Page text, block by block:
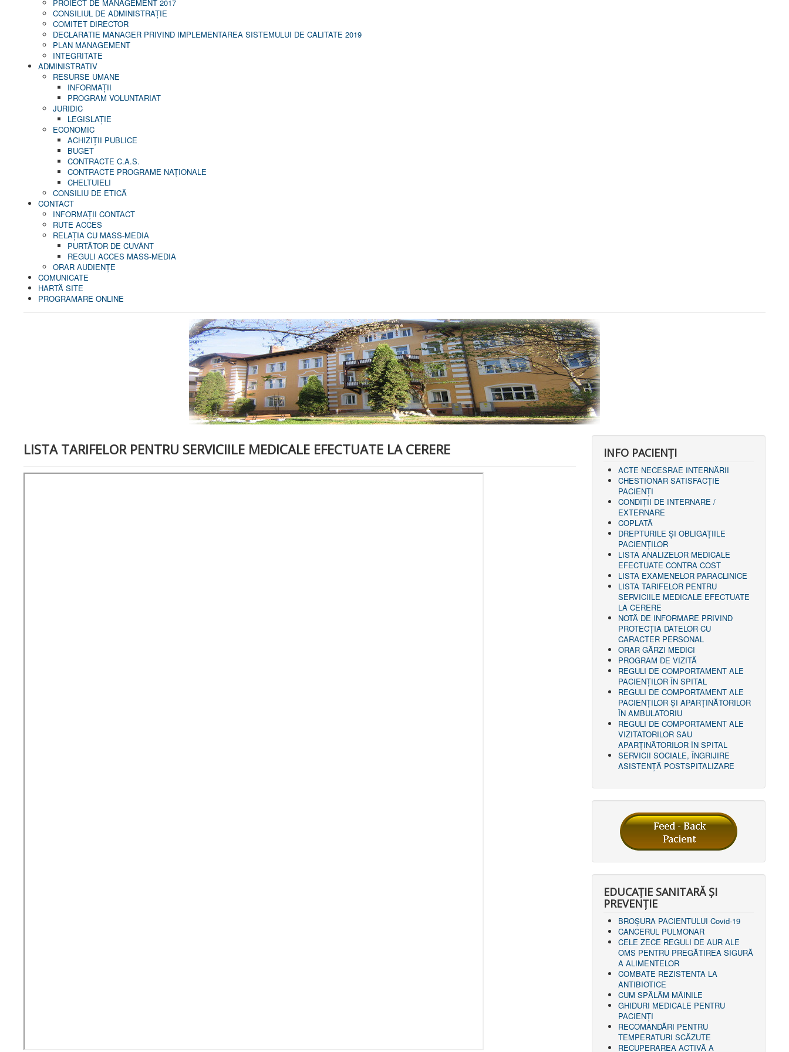
PROIECT DE MANAGEMENT 2017
CONSILIUL DE ADMINISTRAŢIE
COMITET DIRECTOR
DECLARATIE MANAGER PRIVIND IMPLEMENTAREA SISTEMULUI DE CALITATE 2019
PLAN MANAGEMENT
INTEGRITATE
ADMINISTRATIV
RESURSE UMANE
INFORMAŢII
PROGRAM VOLUNTARIAT
JURIDIC
LEGISLAȚIE
ECONOMIC
ACHIZIŢII PUBLICE
BUGET
CONTRACTE C.A.S.
CONTRACTE PROGRAME NAȚIONALE
CHELTUIELI
CONSILIU DE ETICĂ
CONTACT
INFORMAŢII CONTACT
RUTE ACCES
RELAȚIA CU MASS-MEDIA
PURTĂTOR DE CUVÂNT
REGULI ACCES MASS-MEDIA
ORAR AUDIENŢE
COMUNICATE
HARTĂ SITE
PROGRAMARE ONLINE
LISTA TARIFELOR PENTRU SERVICIILE MEDICALE EFECTUATE LA CERERE INFO PACIENŢI
ACTE NECESRAE INTERNĂRII
CHESTIONAR SATISFACŢIE
PACIENŢI
CONDIȚII DE INTERNARE /
EXTERNARE
COPLATĂ
DREPTURILE ŞI OBLIGAŢIILE
PACIENȚILOR
LISTA ANALIZELOR MEDICALE
EFECTUATE CONTRA COST
LISTA EXAMENELOR PARACLINICE
LISTA TARIFELOR PENTRU
SERVICIILE MEDICALE EFECTUATE
LA CERERE
NOTĂ DE INFORMARE PRIVIND
PROTECŢIA DATELOR CU
CARACTER PERSONAL
ORAR GĂRZI MEDICI
PROGRAM DE VIZITĂ
REGULI DE COMPORTAMENT ALE
PACIENȚILOR ÎN SPITAL
REGULI DE COMPORTAMENT ALE
PACIENȚILOR ȘI APARȚINĂTORILOR
ÎN AMBULATORIU
REGULI DE COMPORTAMENT ALE
VIZITATORILOR SAU
APARȚINĂTORILOR ÎN SPITAL
SERVICII SOCIALE, ÎNGRIJIRE
ASISTENŢĂ POSTSPITALIZARE
EDUCAȚIE SANITARĂ ȘI
PREVENȚIE
BROȘURA PACIENTULUI Covid-19
CANCERUL PULMONAR
CELE ZECE REGULI DE AUR ALE
OMS PENTRU PREGĂTIREA SIGURĂ
A ALIMENTELOR
COMBATE REZISTENTA LA
ANTIBIOTICE
CUM SPĂLĂM MÂINILE
GHIDURI MEDICALE PENTRU
PACIENȚI
RECOMANDĂRI PENTRU
TEMPERATURI SCĂZUTE
RECUPERAREA ACTIVĂ A